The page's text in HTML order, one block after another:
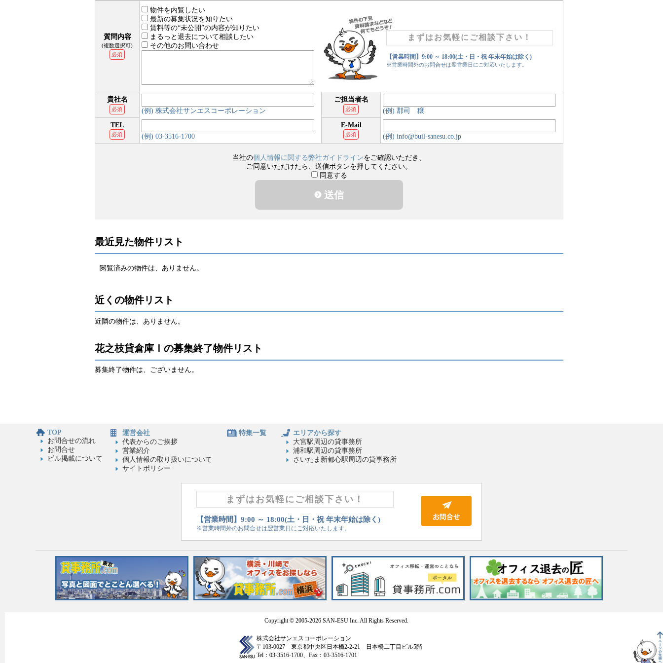
質問内容
(複数選択可)
必須
物件を内覧したい
最新の募集状況を知りたい
賃料等の“未公開”の内容が知りたい
まるっと退去について相談したい
その他のお問い合わせ
まずはお気軽にご相談下さい！
【営業時間】9:00 ～ 18:00(土・日・祝 年末年始は除く)
※営業時間外のお問合せは翌営業日にご対応いたします。
貴社名
必須 (例) 株式会社サンエスコーポレーション
ご担当者名
必須
(例) 郡司 穣
TEL
必須 (例) 03-3516-1700
E-Mail
必須 (例) info@buil-sanesu.co.jp
当社の個人情報に関する弊社ガイドラインをご確認いただき、
ご同意いただけたら、送信ボタンを押してください。
同意する
送信
最近見た物件リスト
閲覧済みの物件は、ありません。
近くの物件リスト
近隣の物件は、ありません。
花之枝貸倉庫Ⅰの募集終了物件リスト
募集終了物件は、ございません。
TOP
お問合せの流れ
お問合せ
ビル掲載について
運営会社
代表からのご挨拶
営業紹介
個人情報の取り扱いについて
サイトポリシー
特集一覧
エリアから探す
大宮駅周辺の貸事務所
浦和駅周辺の貸事務所
さいたま新都心駅周辺の貸事務所
まずはお気軽にご相談下さい！
【営業時間】9:00 ～ 18:00(土・日・祝 年末年始は除く)
※営業時間外のお問合せは翌営業日にご対応いたします。
Copyright © 2005-2026 SAN-ESU Inc. All Rights Reserved.
株式会社サンエスコーポレーション
〒103-0027 東京都中央区日本橋2-2-21 日本橋二丁目ビル5階
Tel：03-3516-1700、Fax：03-3516-1701